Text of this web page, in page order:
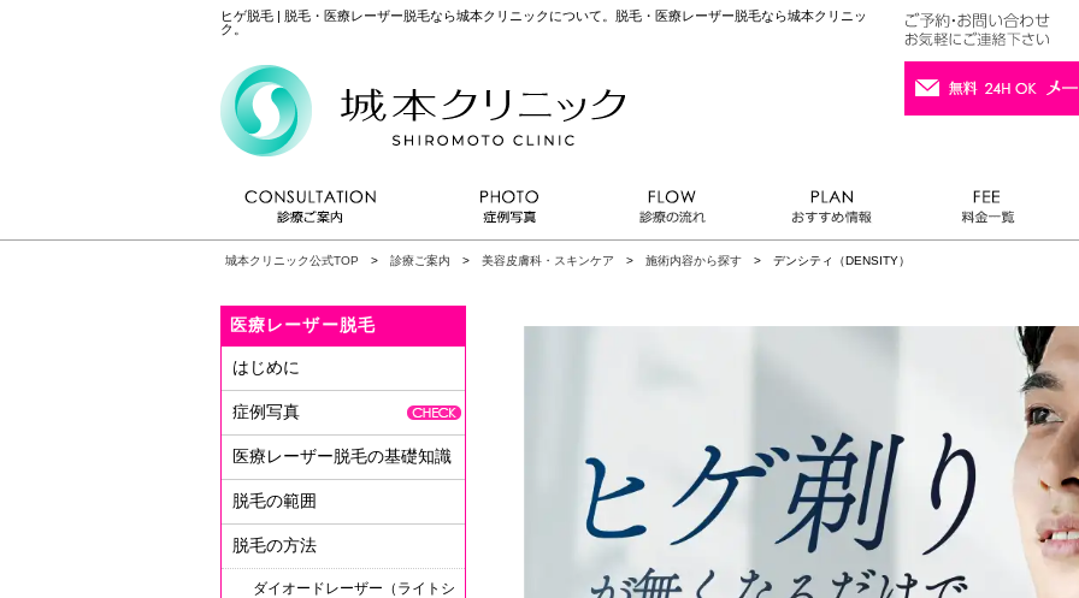
ヒゲ脱毛 | 脱毛・医療レーザー脱毛なら城本クリニックについて。脱毛・医療レーザー脱毛なら城本クリニッ
ク。
城本クリニック公式TOP > 診療ご案内 > 美容皮膚科・スキンケア > 施術内容から探す > デンシティ（DENSITY）
医療レーザー脱毛
はじめに
症例写真
医療レーザー脱毛の基礎知識
脱毛の範囲
脱毛の方法
ダイオードレーザー（ライトシ